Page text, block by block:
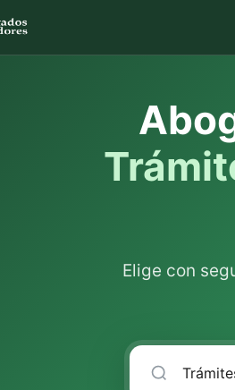
Elige con